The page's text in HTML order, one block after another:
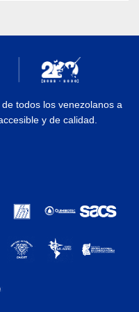
todos los venezolanos a
y de calidad.